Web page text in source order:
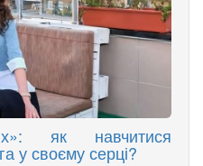
як навчитися
у своєму серці?